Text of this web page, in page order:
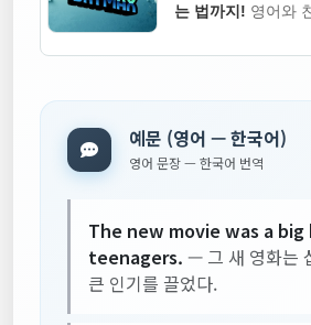
는 법까지! 영어와
예문 (영어 — 한국어)
영어 문장 — 한국어 번역
The new movie was a
teenagers. — 그 새 영화는
큰 인기를 끌었다.